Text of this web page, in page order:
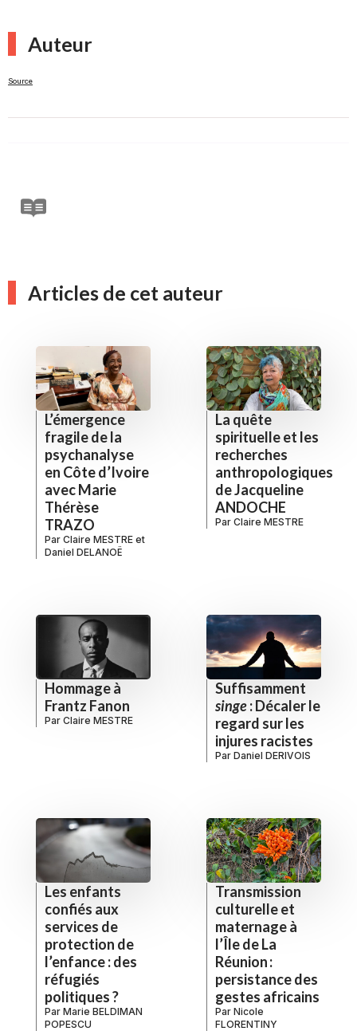
Auteur
Source
Articles de cet auteur
L’émergence
fragile de la
psychanalyse
en Côte d’Ivoire
avec Marie
Thérèse
TRAZO
Par Claire MESTRE et
Daniel DELANOË
La quête
spirituelle et les
recherches
anthropologiques
de Jacqueline
ANDOCHE
Par Claire MESTRE
Hommage à
Frantz Fanon
Par Claire MESTRE
Suffisamment
singe: Décaler le
regard sur les
injures racistes
Par Daniel DERIVOIS
Les enfants
confiés aux
services de
protection de
l’enfance : des
réfugiés
politiques ?
Par Marie BELDIMAN
POPESCU
Transmission
culturelle et
maternage à
l’Île de La
Réunion :
persistance des
gestes africains
Par Nicole
FLORENTINY